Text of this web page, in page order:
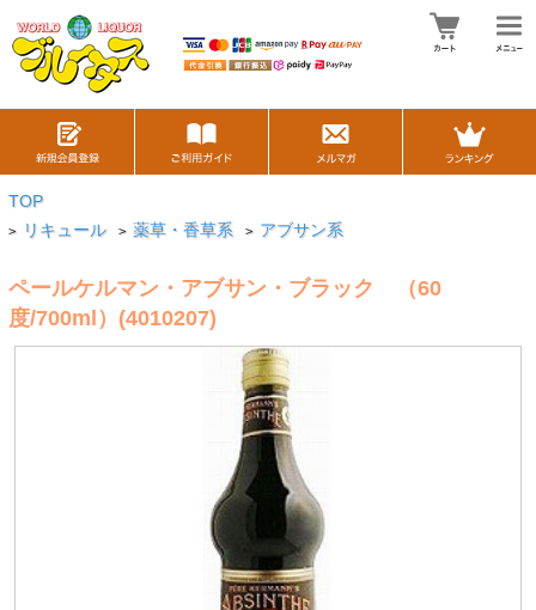
TOP
> リキュール > 薬草・香草系 > アブサン系
ペールケルマン・アブサン・ブラック （60
度/700ml）(4010207)